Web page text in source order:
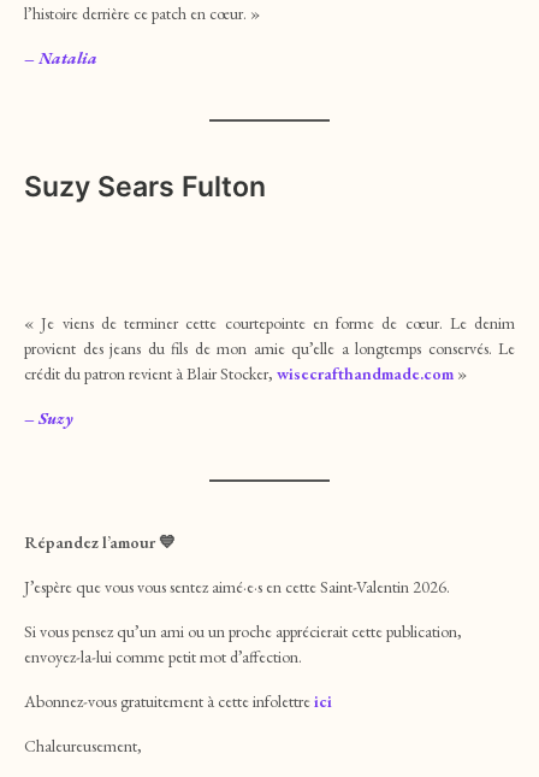
l’histoire derrière ce patch en cœur. »
– Natalia
Suzy Sears Fulton
« Je viens de terminer cette courtepointe en forme de cœur. Le denim
provient des jeans du fils de mon amie qu’elle a longtemps conservés. Le
crédit du patron revient à Blair Stocker, wisecrafthandmade.com »
– Suzy
Répandezl’amour💙
J’espère que vous vous sentez aimé·e·s en cette Saint-Valentin 2026.
Si vous pensez qu’un ami ou un proche apprécierait cette publication,
envoyez-la-lui comme petit mot d’affection.
Abonnez-vous gratuitement à cette infolettreici
Chaleureusement,